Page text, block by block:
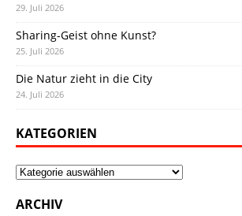
29. Juli 2026
Sharing-Geist ohne Kunst?
25. Juli 2026
Die Natur zieht in die City
24. Juli 2026
KATEGORIEN
Kategorien
ARCHIV